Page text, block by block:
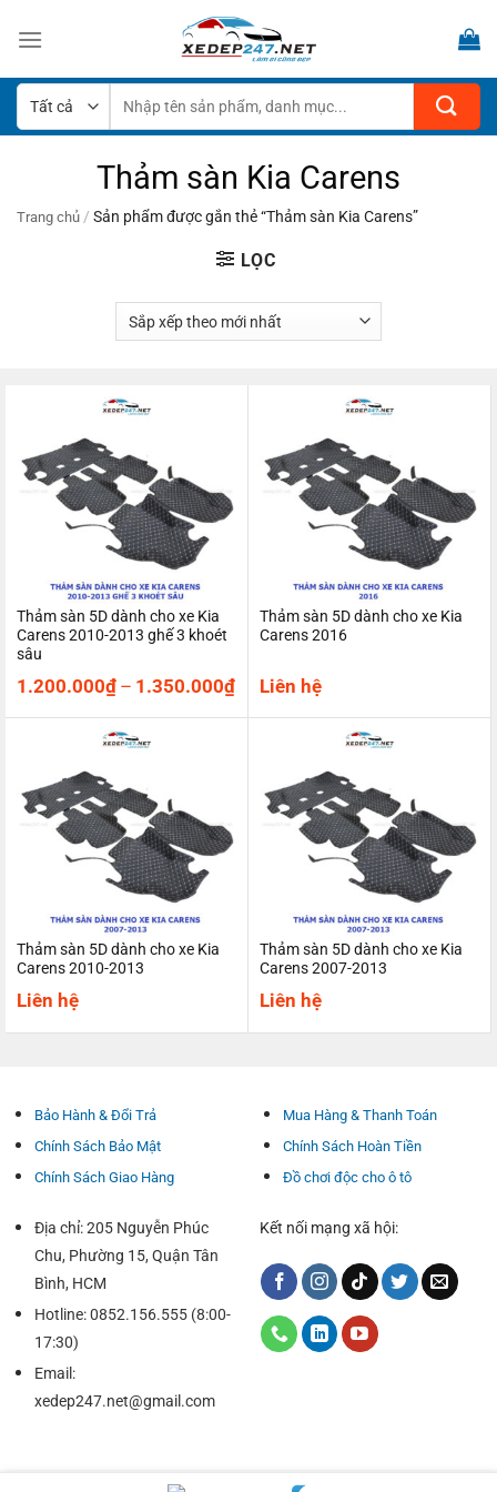
qua
dung
kiếm:
Thảm sàn Kia Carens
Trang chủ / Sản phẩm được gắn thẻ “Thảm sàn Kia Carens”
LỌC
Thảm sàn 5D dành cho xe Kia
Carens 2010-2013 ghế 3 khoét
sâu
1.200.000₫ – 1.350.000₫Khoảng
giá:
từ
1.350.000₫
Thảm sàn 5D dành cho xe Kia
Carens 2016
Liên hệ
Thảm sàn 5D dành cho xe Kia
Carens 2010-2013
Liên hệ
Thảm sàn 5D dành cho xe Kia
Carens 2007-2013
Liên hệ
Bảo Hành & Đổi Trả
Chính Sách Bảo Mật
Chính Sách Giao Hàng
Mua Hàng & Thanh Toán
Chính Sách Hoàn Tiền
Đồ chơi độc cho ô tô
Địa chỉ: 205 Nguyễn Phúc
Chu, Phường 15, Quận Tân
Bình, HCM
Hotline: 0852.156.555 (8:00-
17:30)
Email:
xedep247.net@gmail.com
Kết nối mạng xã hội: